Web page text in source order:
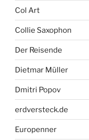
Col Art
Collie Saxophon
Der Reisende
Dietmar Müller
Dmitri Popov
erdversteck.de
Europenner